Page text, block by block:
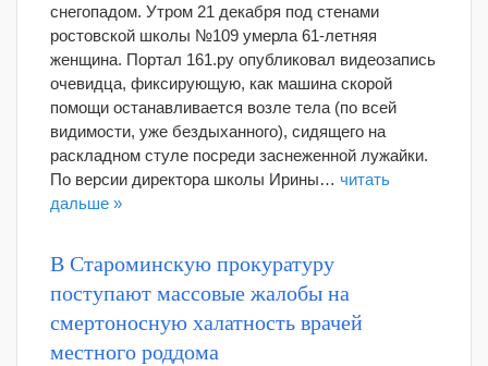
снегопадом. Утром 21 декабря под стенами
ростовской школы №109 умерла 61-летняя
женщина. Портал 161.ру опубликовал видеозапись
очевидца, фиксирующую, как машина скорой
помощи останавливается возле тела (по всей
видимости, уже бездыханного), сидящего на
раскладном стуле посреди заснеженной лужайки.
По версии директора школы Ирины… читать
дальше »
В Староминскую прокуратуру
поступают массовые жалобы на
смертоносную халатность врачей
местного роддома